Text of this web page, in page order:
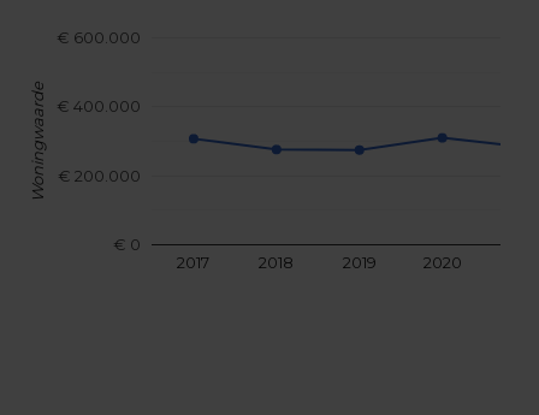
2017 2018 2019 2020
€ 0
€ 200.000
€ 400.000
€ 600.000
Woningwaarde